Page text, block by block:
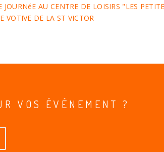
JOURNéE AU CENTRE DE LOISIRS "LES
VOTIVE DE LA ST VICTOR
VOS ÉVÉNEMENT ?